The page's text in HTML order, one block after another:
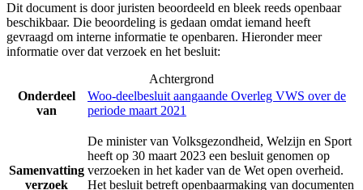
Dit document is door juristen beoordeeld en bleek reeds openbaar
beschikbaar. Die beoordeling is gedaan omdat iemand heeft
gevraagd om interne informatie te openbaren. Hieronder meer
informatie over dat verzoek en het besluit:
Achtergrond
Onderdeel
van
Woo-deelbesluit aangaande Overleg VWS over de
periode maart 2021
Samenvatting
verzoek
De minister van Volksgezondheid, Welzijn en Sport
heeft op 30 maart 2023 een besluit genomen op
verzoeken in het kader van de Wet open overheid.
Het besluit betreft openbaarmaking van documenten